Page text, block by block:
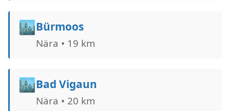
🏙️Bürmoos
Nära • 19 km
🏙️Bad Vigaun
Nära • 20 km